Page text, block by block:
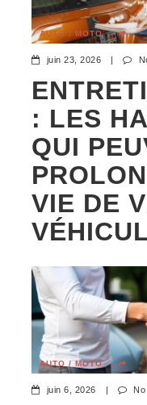
AUTO / MOTO
juin 23, 2026 |
: LES
QUI
VIE DE
AUTO / MOTO
juin 6, 2026